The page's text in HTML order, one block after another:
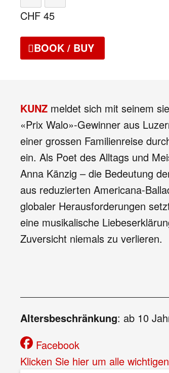
CHF 45
BOOK / BUY
KUNZ meldet sich mit seinem
«Prix Walo»-Gewinner aus
einer grossen Familienreise
ein. Als Poet des Alltags und
Anna Känzig – die Bedeutung
aus reduzierten Americana-
globaler Herausforderungen
eine musikalische
Zuversicht niemals zu verlieren.
Altersbeschränkung: ab 10
Facebook
Klicken Sie hier um alle